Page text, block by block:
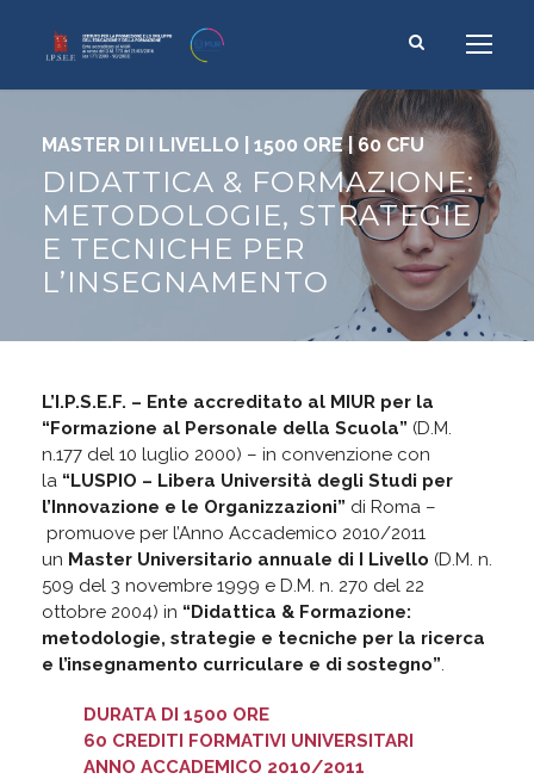
MASTER DI I LIVELLO | 1500 ORE | 60 CFU
DIDATTICA & FORMAZIONE:
METODOLOGIE, STRATEGIE
E TECNICHE PER
L’INSEGNAMENTO
L’I.P.S.E.F. – Ente accreditato al MIUR per la
“Formazione al Personale della Scuola” (D.M.
n.177 del 10 luglio 2000) – in convenzione con
la “LUSPIO – Libera Università degli Studi per
l’Innovazione e le Organizzazioni” di Roma –
promuove per l’Anno Accademico 2010/2011
un Master Universitario annuale di I Livello (D.M. n.
509 del 3 novembre 1999 e D.M. n. 270 del 22
ottobre 2004) in “Didattica & Formazione:
metodologie, strategie e tecniche per la ricerca
e l’insegnamento curriculare e di sostegno”.
DURATA DI 1500 ORE
60 CREDITI FORMATIVI UNIVERSITARI
ANNO ACCADEMICO 2010/2011